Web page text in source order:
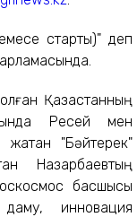
старты)" деп
Қазақстанның
Ресей мен
жатқан "Бәйтерек"
Назарбаевтың
басшысы
инновация